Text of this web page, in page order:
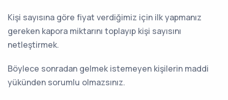
Kişi sayısına göre fiyat verdiğimiz için ilk yapmanız
gereken kapora miktarını toplayıp kişi sayısını
netleştirmek.
Böylece sonradan gelmek istemeyen kişilerin maddi
yükünden sorumlu olmazsınız.